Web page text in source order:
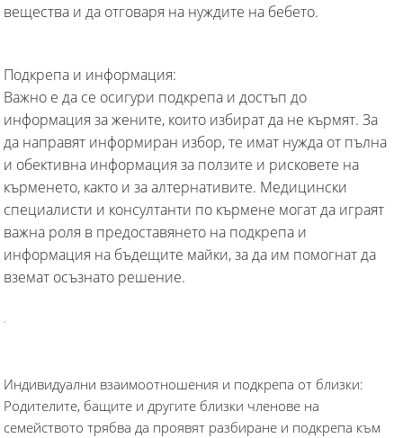
вещества и да отговаря на нуждите на бебето.
Подкрепа и информация:
Важно е да се осигури подкрепа и достъп до
информация за жените, които избират да не кърмят. За
да направят информиран избор, те имат нужда от пълна
и обективна информация за ползите и рисковете на
кърменето, както и за алтернативите. Медицински
специалисти и консултанти по кърмене могат да играят
важна роля в предоставянето на подкрепа и
информация на бъдещите майки, за да им помогнат да
вземат осъзнато решение.
Индивидуални взаимоотношения и подкрепа от близки:
Родителите, бащите и другите близки членове на
семейството трябва да проявят разбиране и подкрепа към